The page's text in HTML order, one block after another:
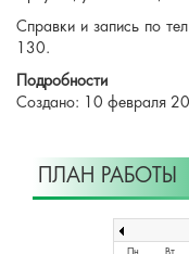
Справки и запись по
130.
Подробности
Создано: 10 февраля
ПЛАН РАБОТЫ